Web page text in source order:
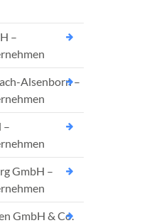
–
Alsenborn –
–
GmbH –
GmbH & Co.